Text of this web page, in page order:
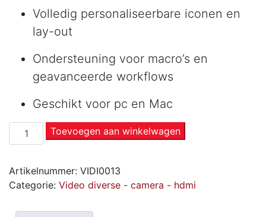
Volledig personaliseerbare iconen en
lay-out
Ondersteuning voor macro’s en
geavanceerde workflows
Geschikt voor pc en Mac
Toevoegen aan winkelwagen
Artikelnummer: VIDI0013
Categorie: Video diverse - camera - hdmi